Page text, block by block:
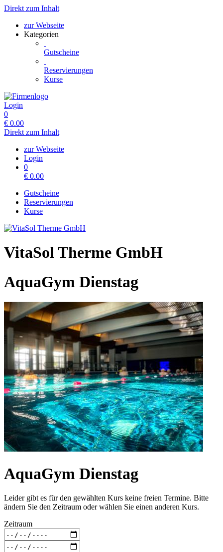
Direkt zum Inhalt
zur Webseite
Kategorien
Gutscheine
Reservierungen
Kurse
Login
0
€ 0.00
Direkt zum Inhalt
zur Webseite
Login
0
€ 0.00
Gutscheine
Reservierungen
Kurse
VitaSol Therme GmbH
AquaGym Dienstag
AquaGym Dienstag
Leider gibt es für den gewählten Kurs keine freien Termine. Bitte
ändern Sie den Zeitraum oder wählen Sie einen anderen Kurs.
Zeitraum